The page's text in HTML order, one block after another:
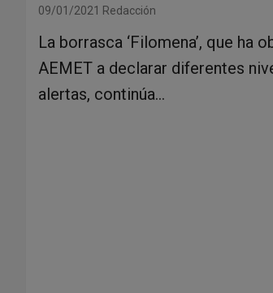
09/01/2021 Redacción
La borrasca ‘Filomena’, que ha
AEMET a declarar diferentes
alertas, continúa…